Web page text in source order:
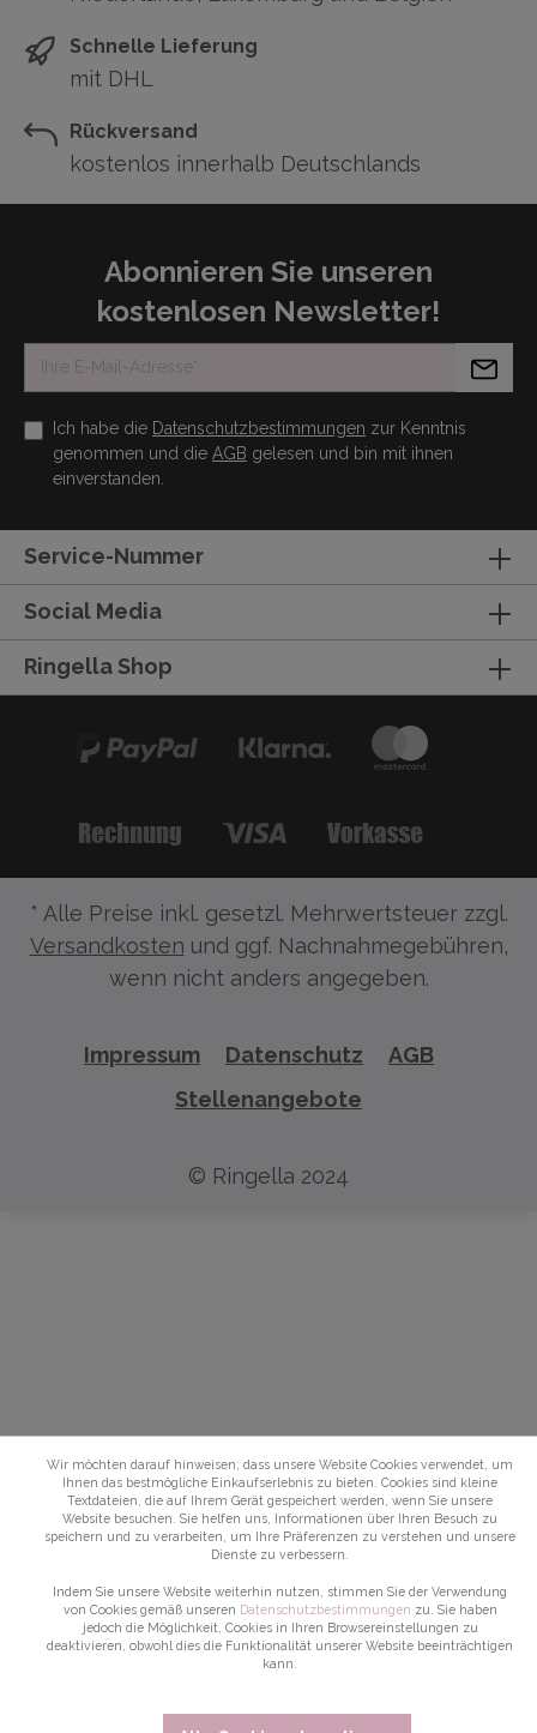
Schnelle Lieferung
mit DHL
Rückversand
kostenlos innerhalb Deutschlands
Abonnieren Sie unseren
kostenlosen Newsletter!
Ich habe die Datenschutzbestimmungen zur Kenntnis
genommen und die AGB gelesen und bin mit ihnen
einverstanden.
Service-Nummer
Social Media
Ringella Shop
* Alle Preise inkl. gesetzl. Mehrwertsteuer zzgl.
Versandkosten und ggf. Nachnahmegebühren,
wenn nicht anders angegeben.
Impressum Datenschutz
AGB
Stellenangebote
© Ringella 2024
Wir möchten darauf hinweisen, dass unsere Website Cookies verwendet, um
Ihnen das bestmögliche Einkaufserlebnis zu bieten. Cookies sind kleine
Textdateien, die auf Ihrem Gerät gespeichert werden, wenn Sie unsere
Website besuchen. Sie helfen uns, Informationen über Ihren Besuch zu
speichern und zu verarbeiten, um Ihre Präferenzen zu verstehen und unsere
Dienste zu verbessern.
Indem Sie unsere Website weiterhin nutzen, stimmen Sie der Verwendung
von Cookies gemäß unseren Datenschutzbestimmungen zu. Sie haben
jedoch die Möglichkeit, Cookies in Ihren Browsereinstellungen zu
deaktivieren, obwohl dies die Funktionalität unserer Website beeinträchtigen
kann.